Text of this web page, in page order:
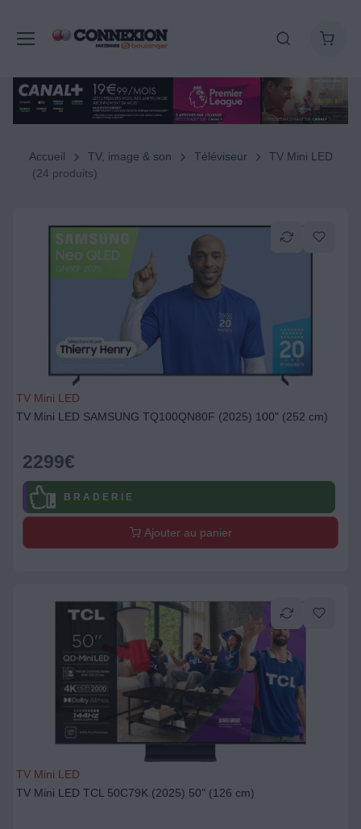
Accueil TV, image & son Téléviseur
TV Mini LED
(24 produits)
TV Mini LED
TV Mini LED SAMSUNG TQ100QN80F (2025) 100" (252 cm)
2299€
B R A D E R I E
Ajouter au panier
TV Mini LED
TV Mini LED TCL 50C79K (2025) 50" (126 cm)